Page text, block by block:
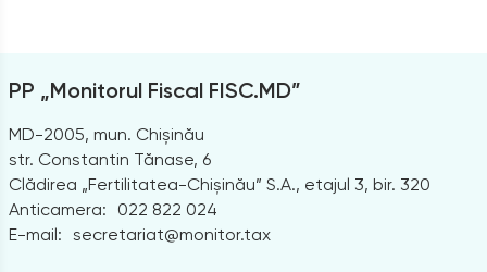
PP „Monitorul Fiscal FISC.MD”
MD-2005, mun. Chișinău
str. Constantin Tănase, 6
Clădirea „Fertilitatea-Chișinău” S.A., etajul 3, bir. 320
Anticamera:
022 822 024
E-mail: secretariat@monitor.tax